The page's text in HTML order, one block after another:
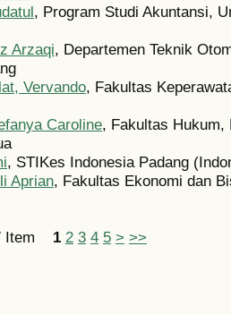
, Program Studi Akuntansi,
Arzaqi, Departemen Teknik
Vervando, Fakultas
Caroline, Fakultas Hukum,
, STIKes Indonesia Padang
Aprian, Fakultas Ekonomi dan
Item 1 2 3 4 5 > >>